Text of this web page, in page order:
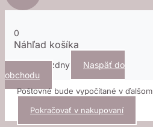
0
Náhľad košíka
Košík je prázdny
Naspäť do
obchodu
Poštovné bude vypočítané v ďalšom
Pokračovať v nakupovaní